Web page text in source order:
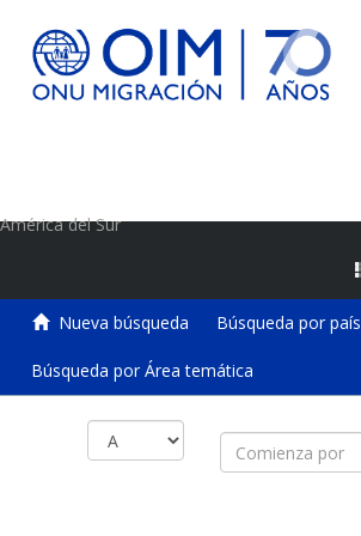
América del Sur
Nueva búsqueda Búsqueda por país
Búsqueda por Área temática